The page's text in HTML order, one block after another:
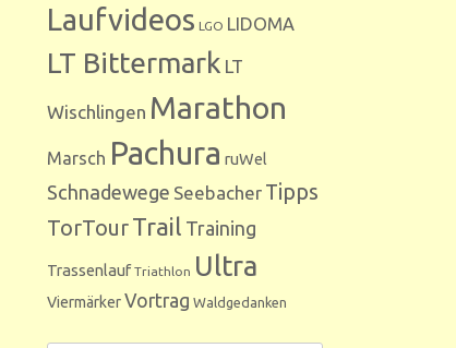
Laufvideos LGO LIDOMA
LT Bittermark LT
Wischlingen Marathon
Marsch Pachura ruWel
Schnadewege Seebacher Tipps
TorTourTrail Training
Trassenlauf Triathlon Ultra
ViermärkerVortrag Waldgedanken